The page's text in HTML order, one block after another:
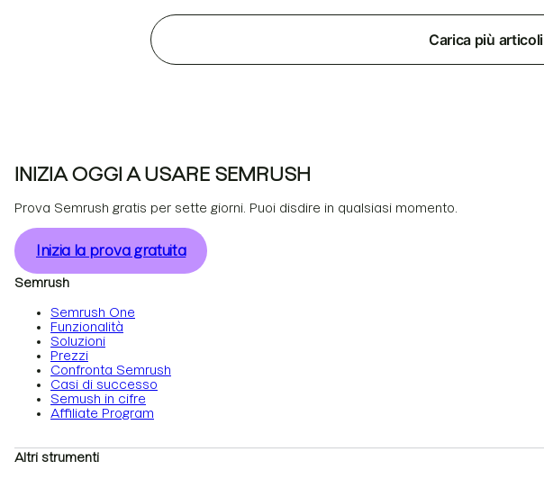
Carica più articoli
INIZIA OGGI A USARE SEMRUSH
Prova Semrush gratis per sette giorni. Puoi disdire in qualsiasi momento.
Inizia la prova gratuita
Semrush
Semrush One
Funzionalità
Soluzioni
Prezzi
Confronta Semrush
Casi di successo
Semush in cifre
Affiliate Program
Altri strumenti